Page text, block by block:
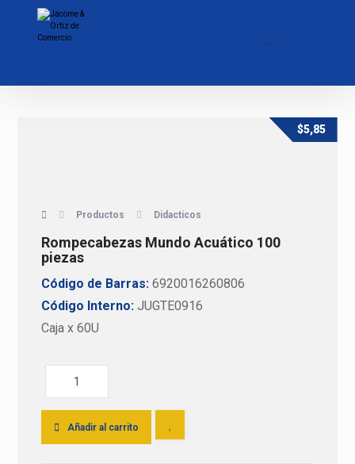
Productos Didacticos
Rompecabezas Mundo Acuático 100
piezas
$5,85
Código de Barras: 6920016260806
Código Interno: JUGTE0916
Caja x 60U
Añadir al carrito